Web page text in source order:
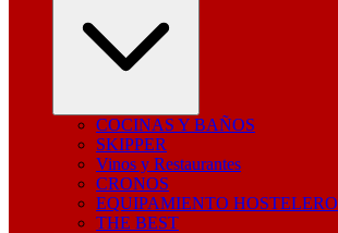
COCINAS Y BAÑOS
SKIPPER
Vinos y Restaurantes
CRONOS
EQUIPAMIENTO HOSTELERO
THE BEST